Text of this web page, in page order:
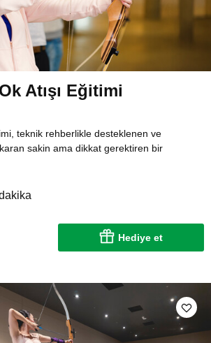
Atışı Eğitimi
teknik rehberlikle desteklenen ve
sakin ama dikkat gerektiren bir
Hediye et